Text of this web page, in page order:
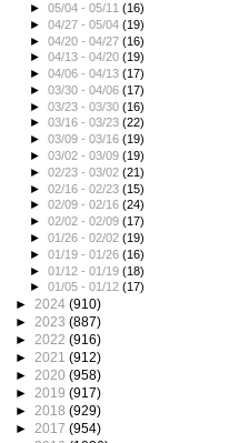
►05/04 - 05/11(16)
►04/27 - 05/04(19)
►04/20 - 04/27(16)
►04/13 - 04/20(19)
►04/06 - 04/13(17)
►03/30 - 04/06(17)
►03/23 - 03/30(16)
►03/16 - 03/23(22)
►03/09 - 03/16(19)
►03/02 - 03/09(19)
►02/23 - 03/02(21)
►02/16 - 02/23(15)
►02/09 - 02/16(24)
►02/02 - 02/09(17)
►01/26 - 02/02(19)
►01/19 - 01/26(16)
►01/12 - 01/19(18)
►01/05 - 01/12(17)
► 2024 (910)
► 2023 (887)
► 2022 (916)
► 2021 (912)
► 2020 (958)
► 2019 (917)
► 2018 (929)
► 2017 (954)